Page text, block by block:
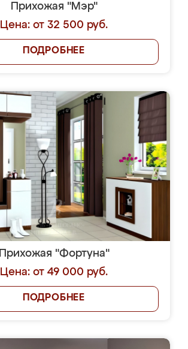
Прихожая "Мэр"
Цена: от 32 500 руб.
ПОДРОБНЕЕ
Прихожая "Фортуна"
Цена: от 49 000 руб.
ПОДРОБНЕЕ